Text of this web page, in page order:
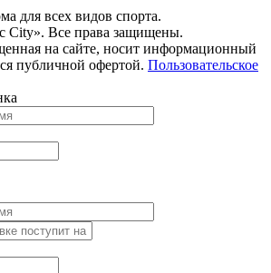
для всех видов спорта.
City». Все права защищены.
на сайте, носит информационный
публичной офертой. Пользовательское